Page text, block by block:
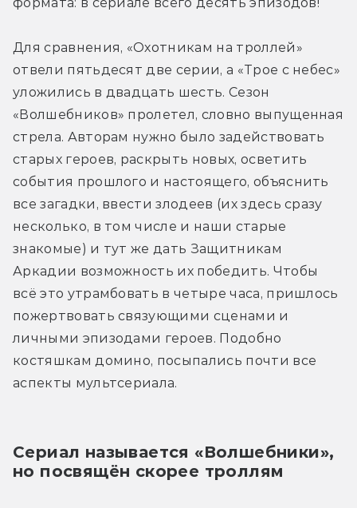
Для сравнения, «Охотникам на троллей»
отвели пятьдесят две серии, а «Трое с небес»
уложились в двадцать шесть. Сезон
«Волшебников» пролетел, словно выпущенная
стрела. Авторам нужно было задействовать
старых героев, раскрыть новых, осветить
события прошлого и настоящего, объяснить
все загадки, ввести злодеев (их здесь сразу
несколько, в том числе и наши старые
знакомые) и тут же дать Защитникам
Аркадии возможность их победить. Чтобы
всё это утрамбовать в четыре часа, пришлось
пожертвовать связующими сценами и
личными эпизодами героев. Подобно
костяшкам домино, посыпались почти все
аспекты мультсериала.
Сериал называется «Волшебники»,
но посвящён скорее троллям